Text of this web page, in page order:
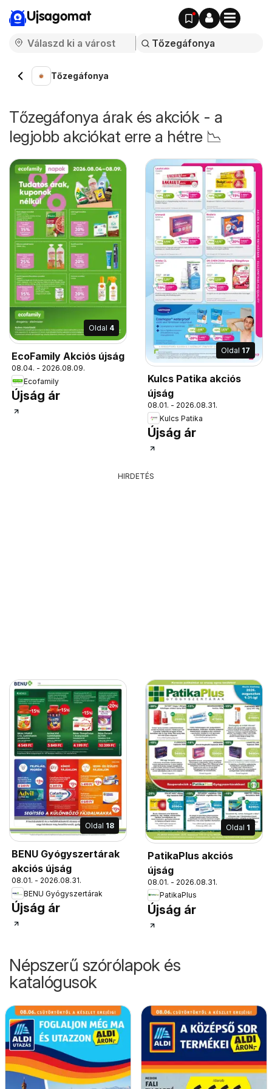
Ujsagomat
Tőzegáfonya
Tőzegáfonya árak és akciók - a
legjobb akciókat erre a hétre 📉
Oldal 4
EcoFamily Akciós újság
08.04. - 2026.08.09.
Ecofamily
Újság ár
Oldal 17
Kulcs Patika akciós
újság
08.01. - 2026.08.31.
Kulcs Patika
Újság ár
HIRDETÉS
Oldal 18
BENU Gyógyszertárak
akciós újság
08.01. - 2026.08.31.
BENU Gyógyszertárak
Újság ár
Oldal 1
PatikaPlus akciós
újság
08.01. - 2026.08.31.
PatikaPlus
Újság ár
Népszerű szórólapok és
katalógusok